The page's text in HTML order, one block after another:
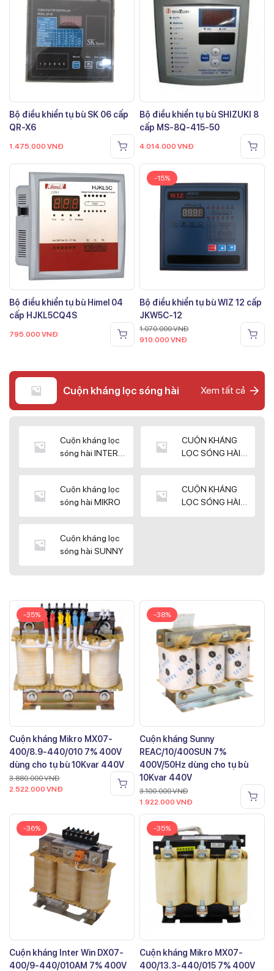
Bộ điều khiển tụ bù SK 06 cấp
QR-X6
1.475.000 VNĐ
Bộ điều khiển tụ bù SHIZUKI 8
cấp MS-8Q-415-50
4.014.000 VNĐ
Bộ điều khiển tụ bù Himel 04
cấp HJKL5CQ4S
795.000 VNĐ
-15%
Bộ điều khiển tụ bù WIZ 12 cấp
JKW5C-12
1.070.000VNĐ
910.000 VNĐ
Cuộn kháng lọc sóng hài Xem tất cả
Cuộn kháng lọc
sóng hài INTER
CUỘN KHÁNG
LỌC SÓNG HÀI
Cuộn kháng lọc
sóng hài MIKRO
CUỘN KHÁNG
LỌC SÓNG HÀI
Cuộn kháng lọc
sóng hài SUNNY
-35%
Cuộn kháng Mikro MX07-
400/8.9-440/010 7% 400V
dùng cho tụ bù 10Kvar 440V
3.880.000VNĐ
2.522.000 VNĐ
-38%
Cuộn kháng Sunny
REAC/10/400SUN 7%
400V/50Hz dùng cho tụ bù
10Kvar 440V
3.100.000VNĐ
1.922.000 VNĐ
-36%
Cuộn kháng Inter Win DX07-
400/9-440/010AM 7% 400V
-35%
Cuộn kháng Mikro MX07-
400/13.3-440/015 7% 400V